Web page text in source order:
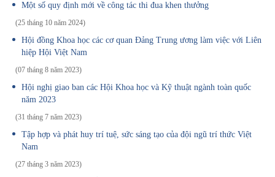
Một số quy định mới về công tác thi đua khen thưởng
(25 tháng 10 năm 2024)
Hội đồng Khoa học các cơ quan Đảng Trung ương làm việc với Liên
hiệp Hội Việt Nam
(07 tháng 8 năm 2023)
Hội nghị giao ban các Hội Khoa học và Kỹ thuật ngành toàn quốc
năm 2023
(31 tháng 7 năm 2023)
Tập hợp và phát huy trí tuệ, sức sáng tạo của đội ngũ trí thức Việt
Nam
(27 tháng 3 năm 2023)